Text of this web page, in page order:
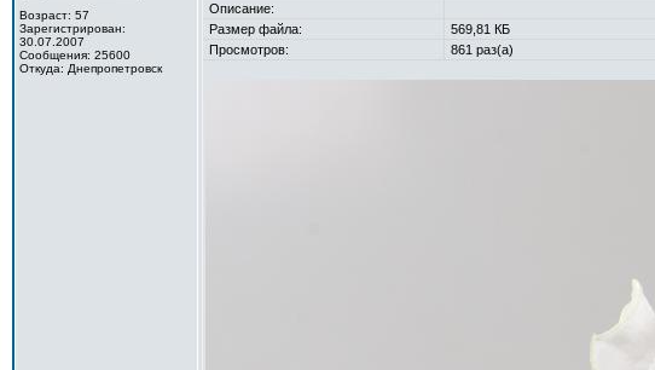
Возраст: 57
Зарегистрирован:
30.07.2007
Сообщения: 25600
Откуда: Днепропетровск
Описание:
Размер файла:
569,81 КБ
Просмотров:
861 раз(а)